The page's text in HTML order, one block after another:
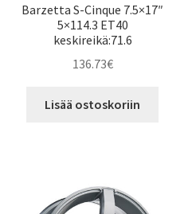
Barzetta S-Cinque 7.5×17″
5×114.3 ET40
keskireikä:71.6
136.73€
Lisää ostoskoriin